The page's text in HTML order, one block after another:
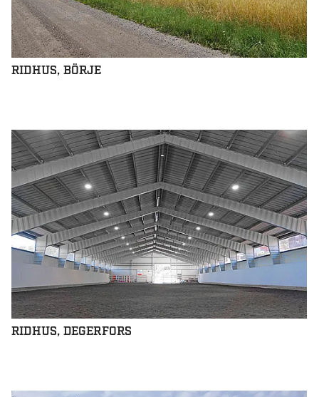
RIDHUS, BÖRJE
RIDHUS, DEGERFORS